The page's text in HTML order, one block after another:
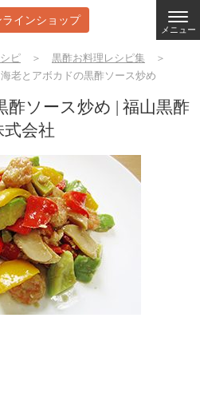
ラインショップ
メニュー
ピ ＞ 黒酢お料理レシピ集 ＞
海老とアボカドの黒酢ソース炒め
ソース炒め | 福山黒酢
式会社